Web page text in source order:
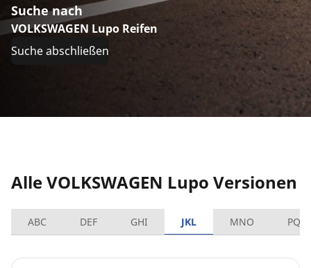
Suche nach
VOLKSWAGEN Lupo Reifen
Suche abschließen
Alle VOLKSWAGEN Lupo Versionen
ABC DEF GHI JKL MNO